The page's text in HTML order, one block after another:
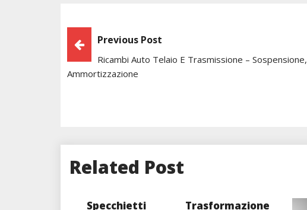
Post
Navigation
Previous Post
Ricambi Auto Telaio E Trasmissione – Sospensione,
Ammortizzazione
Related Post
Specchietti Trasformazione